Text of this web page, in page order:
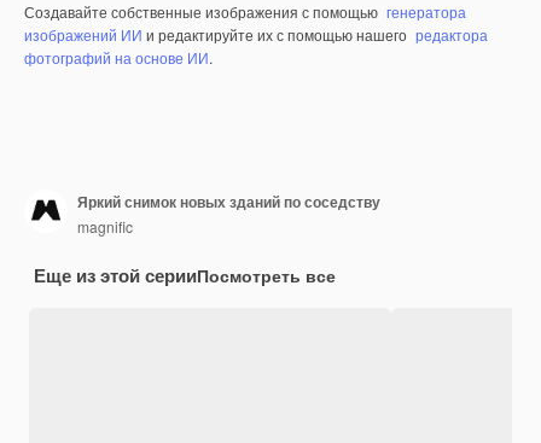
Создавайте собственные изображения с помощью генератора
изображений ИИ и редактируйте их с помощью нашего редактора
фотографий на основе ИИ.
Яркий снимок новых зданий по соседству
magnific
Еще из этой серииПосмотреть все